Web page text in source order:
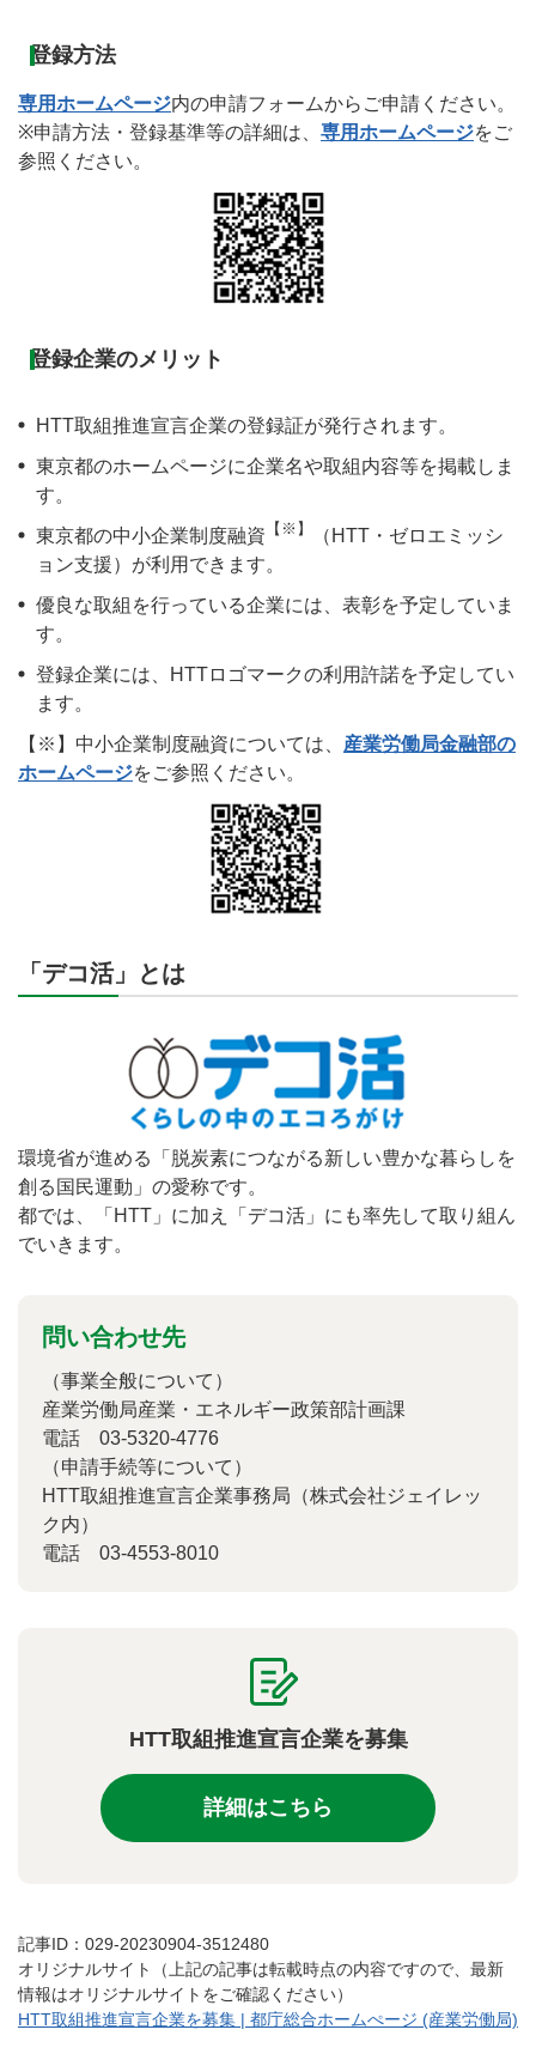
登録方法
専用ホームページ内の申請フォームからご申請ください。
※申請方法・登録基準等の詳細は、 専用ホームページをご
参照ください。
登録企業のメリット
HTT取組推進宣言企業の登録証が発行されます。
東京都のホームページに企業名や取組内容等を掲載しま
す。
東京都の中小企業制度融資 【※】
（HTT・ゼロエミッシ
ョン支援）が利用できます。
優良な取組を行っている企業には、表彰を予定していま
す。
登録企業には、HTTロゴマークの利用許諾を予定してい
ます。
【※】中小企業制度融資については、 産業労働局金融部の
ホームページをご参照ください。
「デコ活」とは
環境省が進める「脱炭素につながる新しい豊かな暮らしを
創る国民運動」の愛称です。
都では、「HTT」に加え「デコ活」にも率先して取り組ん
でいきます。
問い合わせ先
（事業全般について）
産業労働局産業・エネルギー政策部計画課
電話 03-5320-4776
（申請手続等について）
HTT取組推進宣言企業事務局（株式会社ジェイレッ
ク内）
電話 03-4553-8010
HTT取組推進宣言企業を募集
詳細はこちら
記事ID：029-20230904-3512480
オリジナルサイト（上記の記事は転載時点の内容ですので、最新
情報はオリジナルサイトをご確認ください）
HTT取組推進宣言企業を募集 | 都庁総合ホームぺージ (産業労働局)